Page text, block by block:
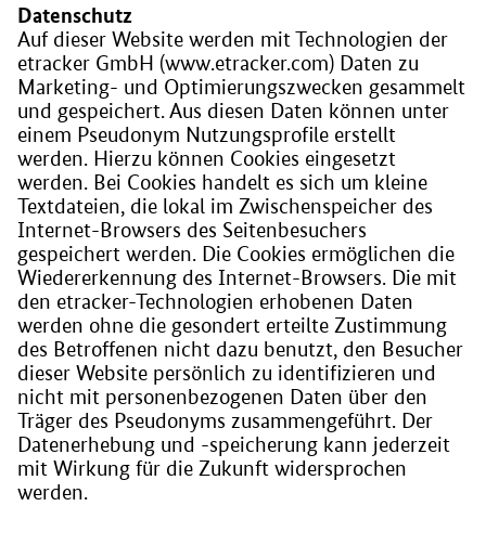
Datenschutz
Auf dieser Website werden mit Technologien der
etracker GmbH (www.etracker.com) Daten zu
Marketing- und Optimierungszwecken gesammelt
und gespeichert. Aus diesen Daten können unter
einem Pseudonym Nutzungsprofile erstellt
werden. Hierzu können Cookies eingesetzt
werden. Bei Cookies handelt es sich um kleine
Textdateien, die lokal im Zwischenspeicher des
Internet-Browsers des Seitenbesuchers
gespeichert werden. Die Cookies ermöglichen die
Wiedererkennung des Internet-Browsers. Die mit
den etracker-Technologien erhobenen Daten
werden ohne die gesondert erteilte Zustimmung
des Betroffenen nicht dazu benutzt, den Besucher
dieser Website persönlich zu identifizieren und
nicht mit personenbezogenen Daten über den
Träger des Pseudonyms zusammengeführt. Der
Datenerhebung und -speicherung kann jederzeit
mit Wirkung für die Zukunft widersprochen
werden.